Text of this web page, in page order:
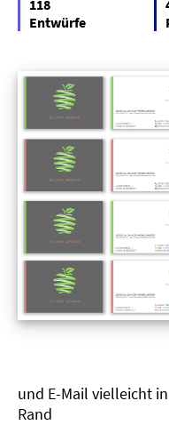
118
Entwürfe
und E-Mail vielleicht
Rand